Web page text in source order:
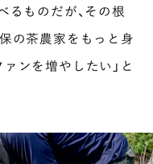
るものだが、その根
の茶農家をもっと身
ンを増やしたい」と